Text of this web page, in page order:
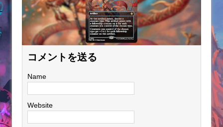
コメントを送る
Name
Website